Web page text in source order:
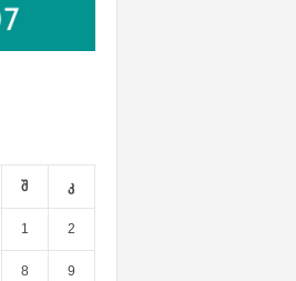
შ კ
1 2
8 9